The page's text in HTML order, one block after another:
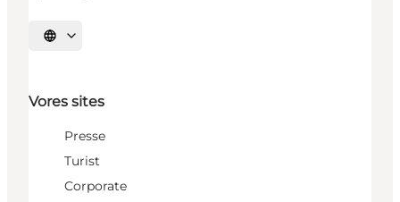
Vælg sprog
Vores sites
Presse
Turist
Corporate